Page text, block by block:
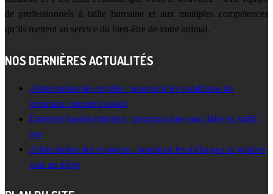
de professionnels à taille humaine et aux multiples compétences
qu’ils mettent au service du bien-être de votre animal.
NOS DERNIÈRES ACTUALITÉS
Alimentation des reptiles : pourquoi les conditions du
terrarium comptent autant
Entretien bassin extérieur : pourquoi une eau claire ne suffit
pas
Alimentation des rongeurs : pourquoi les mélanges de graines
sont un piège